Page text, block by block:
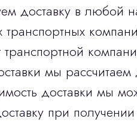
доставку в любой
транспортной
мы
доставки мы
при